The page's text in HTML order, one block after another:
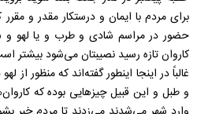
برای مردم با ايمان و درستكار مقدر و
حضور در مراسم شادی و طرب و يا لهو و
كاروان تازه رسيد نصيبتان می‌شود بيشتر
غالباً در اينجا اينطور گفته‌اند كه منظور از
و طبل و اين قبيل چيزهايی بوده كه